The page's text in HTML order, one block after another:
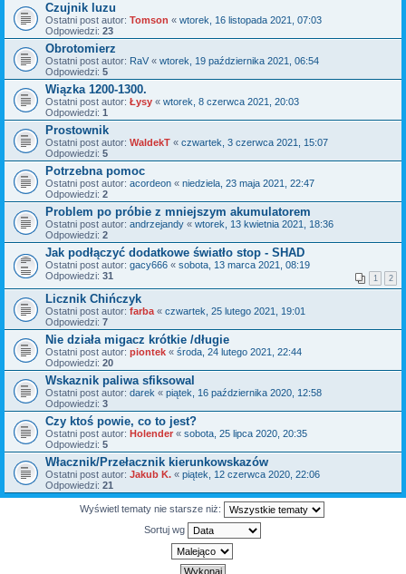
Czujnik luzu
Ostatni post autor: Tomson « wtorek, 16 listopada 2021, 07:03
Odpowiedzi: 23
Obrotomierz
Ostatni post autor: RaV « wtorek, 19 października 2021, 06:54
Odpowiedzi: 5
Wiązka 1200-1300.
Ostatni post autor: Łysy « wtorek, 8 czerwca 2021, 20:03
Odpowiedzi: 1
Prostownik
Ostatni post autor: WaldekT « czwartek, 3 czerwca 2021, 15:07
Odpowiedzi: 5
Potrzebna pomoc
Ostatni post autor: acordeon « niedziela, 23 maja 2021, 22:47
Odpowiedzi: 2
Problem po próbie z mniejszym akumulatorem
Ostatni post autor: andrzejandy « wtorek, 13 kwietnia 2021, 18:36
Odpowiedzi: 2
Jak podłączyć dodatkowe światło stop - SHAD
Ostatni post autor: gacy666 « sobota, 13 marca 2021, 08:19
Odpowiedzi: 31 1 2
Licznik Chińczyk
Ostatni post autor: farba « czwartek, 25 lutego 2021, 19:01
Odpowiedzi: 7
Nie działa migacz krótkie /długie
Ostatni post autor: piontek « środa, 24 lutego 2021, 22:44
Odpowiedzi: 20
Wskaznik paliwa sfiksowal
Ostatni post autor: darek « piątek, 16 października 2020, 12:58
Odpowiedzi: 3
Czy ktoś powie, co to jest?
Ostatni post autor: Holender « sobota, 25 lipca 2020, 20:35
Odpowiedzi: 5
Włacznik/Przełacznik kierunkowskazów
Ostatni post autor: Jakub K. « piątek, 12 czerwca 2020, 22:06
Odpowiedzi: 21
Wyświetl tematy nie starsze niż:
Sortuj wg